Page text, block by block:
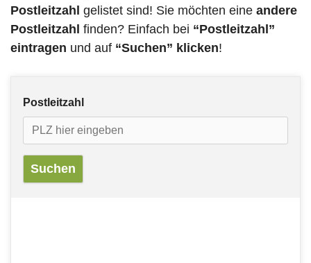
Postleitzahl gelistet sind! Sie möchten eine andere
Postleitzahl finden? Einfach bei “Postleitzahl”
eintragen und auf “Suchen” klicken!
Postleitzahl